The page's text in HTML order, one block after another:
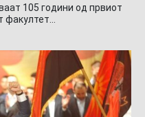
105 години од првиот